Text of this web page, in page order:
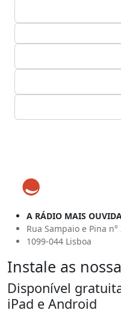
A RÁDIO MAIS
Rua Sampaio e Pina n°
1099-044 Lisboa
Instale as
Disponível
iPad e Android